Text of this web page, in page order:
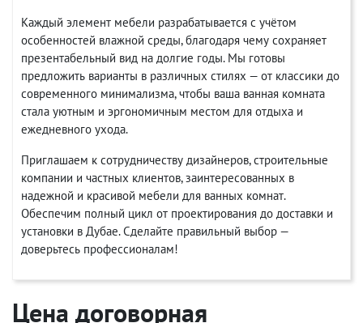
Каждый элемент мебели разрабатывается с учётом
особенностей влажной среды, благодаря чему сохраняет
презентабельный вид на долгие годы. Мы готовы
предложить варианты в различных стилях — от классики до
современного минимализма, чтобы ваша ванная комната
стала уютным и эргономичным местом для отдыха и
ежедневного ухода.
Приглашаем к сотрудничеству дизайнеров, строительные
компании и частных клиентов, заинтересованных в
надежной и красивой мебели для ванных комнат.
Обеспечим полный цикл от проектирования до доставки и
установки в Дубае. Сделайте правильный выбор —
доверьтесь профессионалам!
Цена договорная